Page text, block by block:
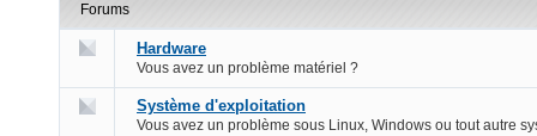
Forums
Hardware
Vous avez un problème matériel ?
Système d'exploitation
Vous avez un problème sous Linux, Windows ou tout autre